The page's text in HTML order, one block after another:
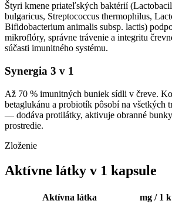
Štyri kmene priateľských baktérií
bulgaricus, Streptococcus thermophilus,
Bifidobacterium animalis subsp. lactis)
mikroflóry, správne trávenie a integritu
súčasti imunitného systému.
Synergia 3 v 1
Až 70 % imunitných buniek sídli v čreve.
betaglukánu a probiotík pôsobí na všetkých
— dodáva protilátky, aktivuje obranné
prostredie.
Zloženie
Aktívne látky v 1 kapsule
Aktívna látka
mg / 1